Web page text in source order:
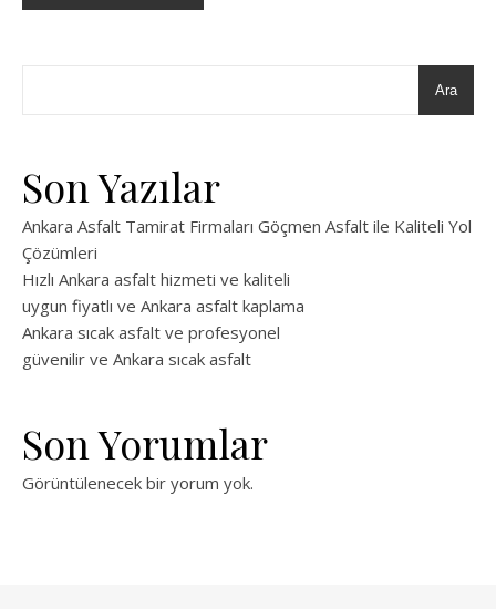
Ara
Son Yazılar
Ankara Asfalt Tamirat Firmaları Göçmen Asfalt ile Kaliteli Yol
Çözümleri
Hızlı Ankara asfalt hizmeti ve kaliteli
uygun fiyatlı ve Ankara asfalt kaplama
Ankara sıcak asfalt ve profesyonel
güvenilir ve Ankara sıcak asfalt
Son Yorumlar
Görüntülenecek bir yorum yok.